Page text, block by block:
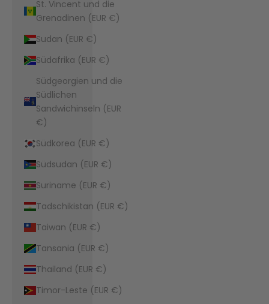
St. Vincent und die
Grenadinen (EUR €)
Sudan (EUR €)
Südafrika (EUR €)
Südgeorgien und die
Südlichen
Sandwichinseln (EUR
€)
Südkorea (EUR €)
Südsudan (EUR €)
Suriname (EUR €)
Tadschikistan (EUR €)
Taiwan (EUR €)
Tansania (EUR €)
Thailand (EUR €)
Timor-Leste (EUR €)